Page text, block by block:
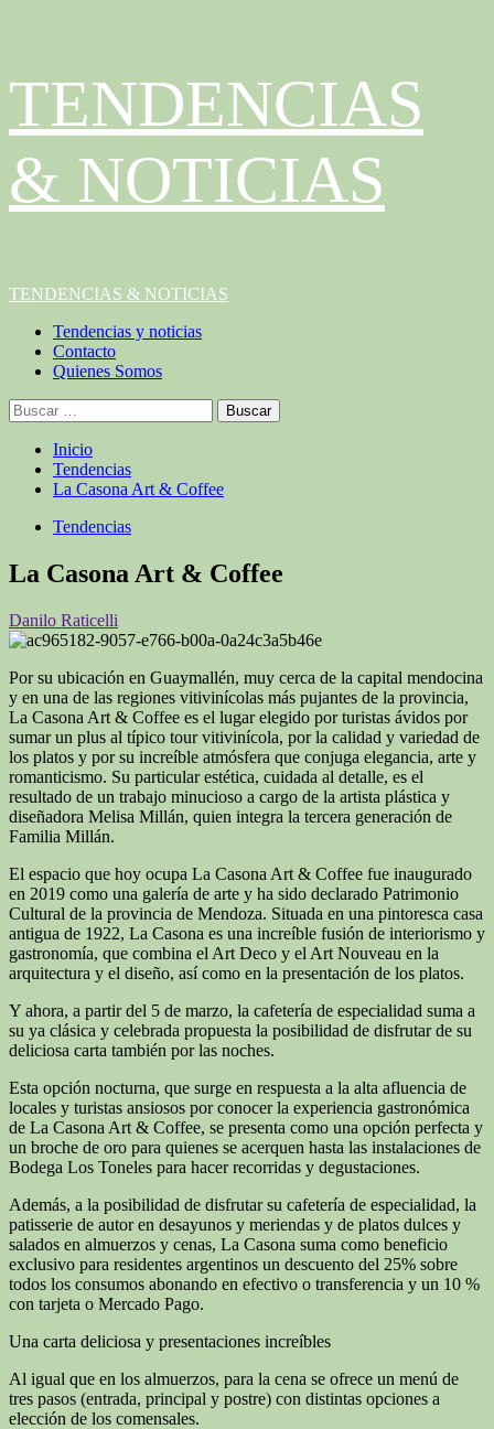
al
contenido
TENDENCIAS
& NOTICIAS
Menú
TENDENCIAS & NOTICIAS
Tendencias y noticias
Contacto
Quienes Somos
Buscar:
Inicio
Tendencias
La Casona Art & Coffee
Tendencias
La Casona Art & Coffee
Danilo Raticelli
Por su ubicación en Guaymallén, muy cerca de la capital mendocina
y en una de las regiones vitivinícolas más pujantes de la provincia,
La Casona Art & Coffee es el lugar elegido por turistas ávidos por
sumar un plus al típico tour vitivinícola, por la calidad y variedad de
los platos y por su increíble atmósfera que conjuga elegancia, arte y
romanticismo. Su particular estética, cuidada al detalle, es el
resultado de un trabajo minucioso a cargo de la artista plástica y
diseñadora Melisa Millán, quien integra la tercera generación de
Familia Millán.
El espacio que hoy ocupa La Casona Art & Coffee fue inaugurado
en 2019 como una galería de arte y ha sido declarado Patrimonio
Cultural de la provincia de Mendoza. Situada en una pintoresca casa
antigua de 1922, La Casona es una increíble fusión de interiorismo y
gastronomía, que combina el Art Deco y el Art Nouveau en la
arquitectura y el diseño, así como en la presentación de los platos.
Y ahora, a partir del 5 de marzo, la cafetería de especialidad suma a
su ya clásica y celebrada propuesta la posibilidad de disfrutar de su
deliciosa carta también por las noches.
Esta opción nocturna, que surge en respuesta a la alta afluencia de
locales y turistas ansiosos por conocer la experiencia gastronómica
de La Casona Art & Coffee, se presenta como una opción perfecta y
un broche de oro para quienes se acerquen hasta las instalaciones de
Bodega Los Toneles para hacer recorridas y degustaciones.
Además, a la posibilidad de disfrutar su cafetería de especialidad, la
patisserie de autor en desayunos y meriendas y de platos dulces y
salados en almuerzos y cenas, La Casona suma como beneficio
exclusivo para residentes argentinos un descuento del 25% sobre
todos los consumos abonando en efectivo o transferencia y un 10 %
con tarjeta o Mercado Pago.
Una carta deliciosa y presentaciones increíbles
Al igual que en los almuerzos, para la cena se ofrece un menú de
tres pasos (entrada, principal y postre) con distintas opciones a
elección de los comensales.